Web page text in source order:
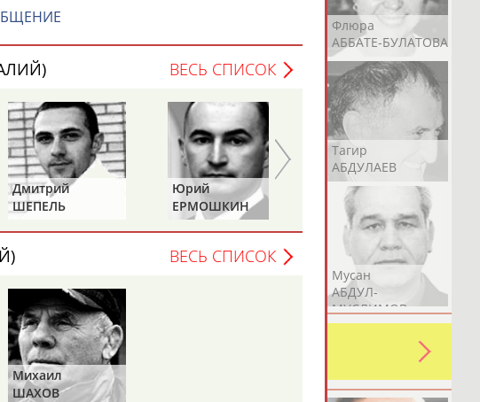
АБАЧАРАЕВ
АБАШИДЗЕ
Флюра
АББАТЕ-БУЛАТОВА
Герман
АБДУЛАЕВ
Рамазан
АБДУЛАЕВ
Тагир
АБДУЛАЕВ
АБДУЛЛИН
Мусан
АБДУЛ-
МУСЛИМОВ
исправить какую-либо ошибку в уже
своей страны!
ВЕСЬ СПИСОК
Дмитрий
ШЕПЕЛЬ
Юрий
ЕРМОШКИН
Владимир
ГРИГОРЬЕВ
ВЕСЬ СПИСОК
Михаил
ШАХОВ